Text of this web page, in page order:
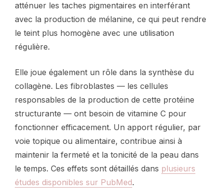
atténuer les taches pigmentaires en interférant
avec la production de mélanine, ce qui peut rendre
le teint plus homogène avec une utilisation
régulière.
Elle joue également un rôle dans la synthèse du
collagène. Les fibroblastes — les cellules
responsables de la production de cette protéine
structurante — ont besoin de vitamine C pour
fonctionner efficacement. Un apport régulier, par
voie topique ou alimentaire, contribue ainsi à
maintenir la fermeté et la tonicité de la peau dans
le temps. Ces effets sont détaillés dans plusieurs
études disponibles sur PubMed.